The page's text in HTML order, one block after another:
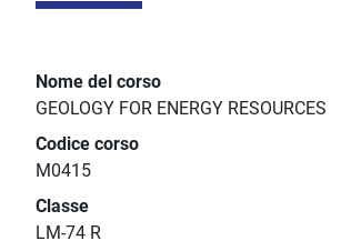
Nome del corso
GEOLOGY FOR ENERGY RESOURCES
Codice corso
M0415
Classe
LM-74 R